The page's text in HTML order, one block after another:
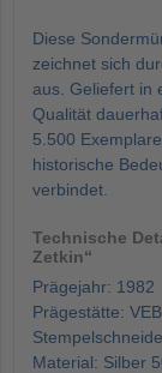
Diese
zeichnet sich
aus. Geliefert in
Qualität
5.500
historische
verbindet.
Technische
Zetkin“
Prägejahr: 1982
Prägestätte:
Material: Silber